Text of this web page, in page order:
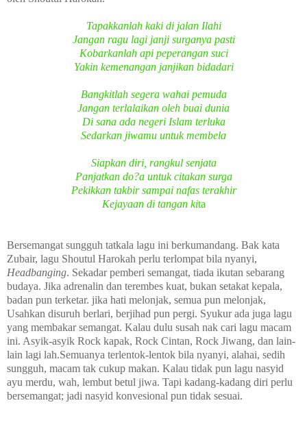
Tapakkanlah kaki di jalan Ilahi
Jangan ragu lagi janji surganya pasti
Kobarkanlah api peperangan suci
Yakin kemenangan janjikan bidadari
Bangkitlah segera wahai pemuda
Jangan terlalaikan oleh buai dunia
Di sana ada negeri Islam terluka
Sedarkan jiwamu untuk membela
Siapkan diri, rangkul senjata
Panjatkan do?a untuk citakan surga
Pekikkan takbir sampai nafas terakhir
Kejayaan di tangan kita
Bersemangat sungguh tatkala lagu ini berkumandang. Bak kata
Zubair, lagu Shoutul Harokah perlu terlompat bila nyanyi,
Headbanging. Sekadar pemberi semangat, tiada ikutan sebarang
budaya. Jika adrenalin dan terembes kuat, bukan setakat kepala,
badan pun terketar. jika hati melonjak, semua pun melonjak,
Usahkan disuruh berlari, berjihad pun pergi. Syukur ada juga lagu
yang membakar semangat. Kalau dulu susah nak cari lagu macam
ini. Asyik-asyik Rock kapak, Rock Cintan, Rock Jiwang, dan lain-
lain lagi lah.Semuanya terlentok-lentok bila nyanyi, alahai, sedih
sungguh, macam tak cukup makan. Kalau tidak pun lagu nasyid
ayu merdu, wah, lembut betul jiwa. Tapi kadang-kadang diri perlu
bersemangat; jadi nasyid konvesional pun tidak sesuai.